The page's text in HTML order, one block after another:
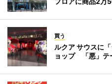
買う
ルクア サウスに
ョップ 「悪」テ